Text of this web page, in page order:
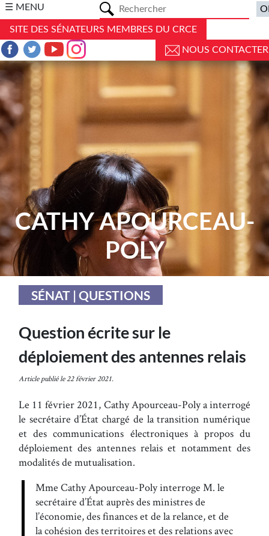
☰ MENU
SITE DES SÉNATEURS MEMBRES DU CRCE
NOUS CONTACTER
CATHY APOURCEAU-
POLY
SÉNAT | QUESTIONS
Question écrite sur le
déploiement des antennes relais
Article publié le 22 février 2021.
Le 11 février 2021, Cathy Apourceau-Poly a interrogé
le secrétaire d’État chargé de la transition numérique
et des communications électroniques à propos du
déploiement des antennes relais et notamment des
modalités de mutualisation.
Mme Cathy Apourceau-Poly interroge M. le
secrétaire d’État auprès des ministres de
l’économie, des finances et de la relance, et de
la cohésion des territoires et des relations avec